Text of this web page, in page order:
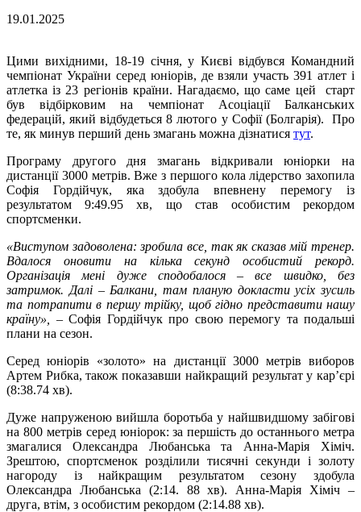
19.01.2025
Цими вихідними, 18-19 січня, у Києві відбувся Командний
чемпіонат України серед юніорів, де взяли участь 391 атлет і
атлетка із 23 регіонів країни. Нагадаємо, що саме цей старт
був відбірковим на чемпіонат Асоціації Балканських
федерацій, який відбудеться 8 лютого у Софії (Болгарія). Про
те, як минув перший день змагань можна дізнатися тут.
Програму другого дня змагань відкривали юніорки на
дистанції 3000 метрів. Вже з першого кола лідерство захопила
Софія Гордійчук, яка здобула впевнену перемогу із
результатом 9:49.95 хв, що став особистим рекордом
спортсменки.
«Виступом задоволена: зробила все, так як сказав мій тренер.
Вдалося оновити на кілька секунд особистий рекорд.
Організація мені дуже сподобалося – все швидко, без
затримок. Далі – Балкани, там планую докласти усіх зусиль
та потрапити в першу трійку, щоб гідно представити нашу
країну»,
– Софія Гордійчук про свою перемогу та подальші
плани на сезон.
Серед юніорів «золото» на дистанції 3000 метрів виборов
Артем Рибка, також показавши найкращий результат у кар’єрі
(8:38.74 хв).
Дуже напруженою вийшла боротьба у найшвидшому забігові
на 800 метрів серед юніорок: за першість до останнього метра
змагалися Олександра Любанська та Анна-Марія Хіміч.
Зрештою, спортсменок розділили тисячні секунди і золоту
нагороду із найкращим результатом сезону здобула
Олександра Любанська (2:14. 88 хв). Анна-Марія Хіміч –
друга, втім, з особистим рекордом (2:14.88 хв).